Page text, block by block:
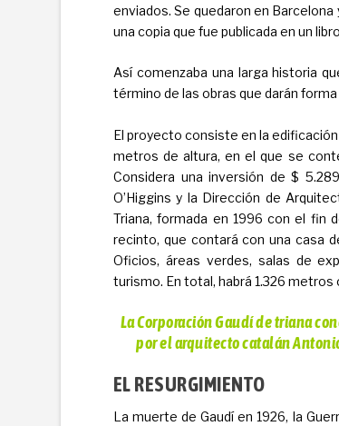
enviados. Se quedaron en
una copia que fue publicada en un
Así comenzaba una larga historia
término de las obras que darán forma
El proyecto consiste en la
metros de altura, en el que se
Considera una inversión de $
O’Higgins y la Dirección de
Triana, formada en 1996 con el fin
recinto, que contará con una casa
Oficios, áreas verdes, salas de
turismo. En total, habrá 1.326
La Corporación Gaudí de triana
por el arquitecto catalán
EL RESURGIMIENTO
La muerte de Gaudí en 1926, la